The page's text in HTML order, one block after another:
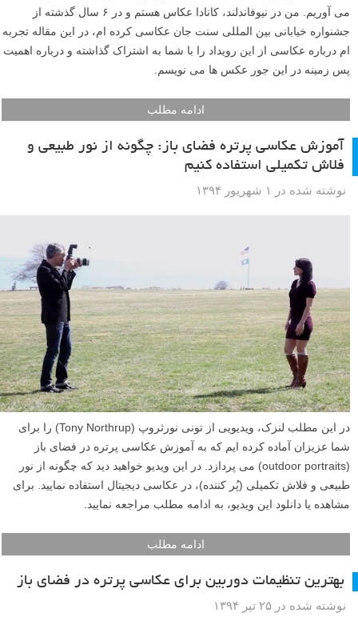
می آوریم. من در نیوفاندلند، کانادا عکاس هستم و در ۶ سال گذشته از
جشنواره خیابانی بین المللی سنت جان عکاسی کرده ام، در این مقاله تجربه
ام درباره عکاسی از این رویداد را با شما به اشتراک گذاشته و درباره اهمیت
پس زمینه در این جور عکس ها می نویسم.
ادامه مطلب
آموزش عکاسی پرتره فضای باز: چگونه از نور طبیعی و
فلاش تکمیلی استفاده کنیم
نوشته شده در ۱ شهریور ۱۳۹۴
در این مطلب لنزک، ویدیویی از تونی نورثروپ (Tony Northrup) را برای
شما عزیزان آماده کرده ایم که به آموزش عکاسی پرتره در فضای باز
(outdoor portraits) می پردازد. در این ویدیو خواهید دید که چگونه از نور
طبیعی و فلاش تکمیلی (پُر کننده)، در عکاسی دیجیتال استفاده نمایید. برای
مشاهده یا دانلود این ویدیو، به ادامه مطلب مراجعه نمایید.
ادامه مطلب
بهترین تنظیمات دوربین برای عکاسی پرتره در فضای باز
نوشته شده در ۲۵ تیر ۱۳۹۴